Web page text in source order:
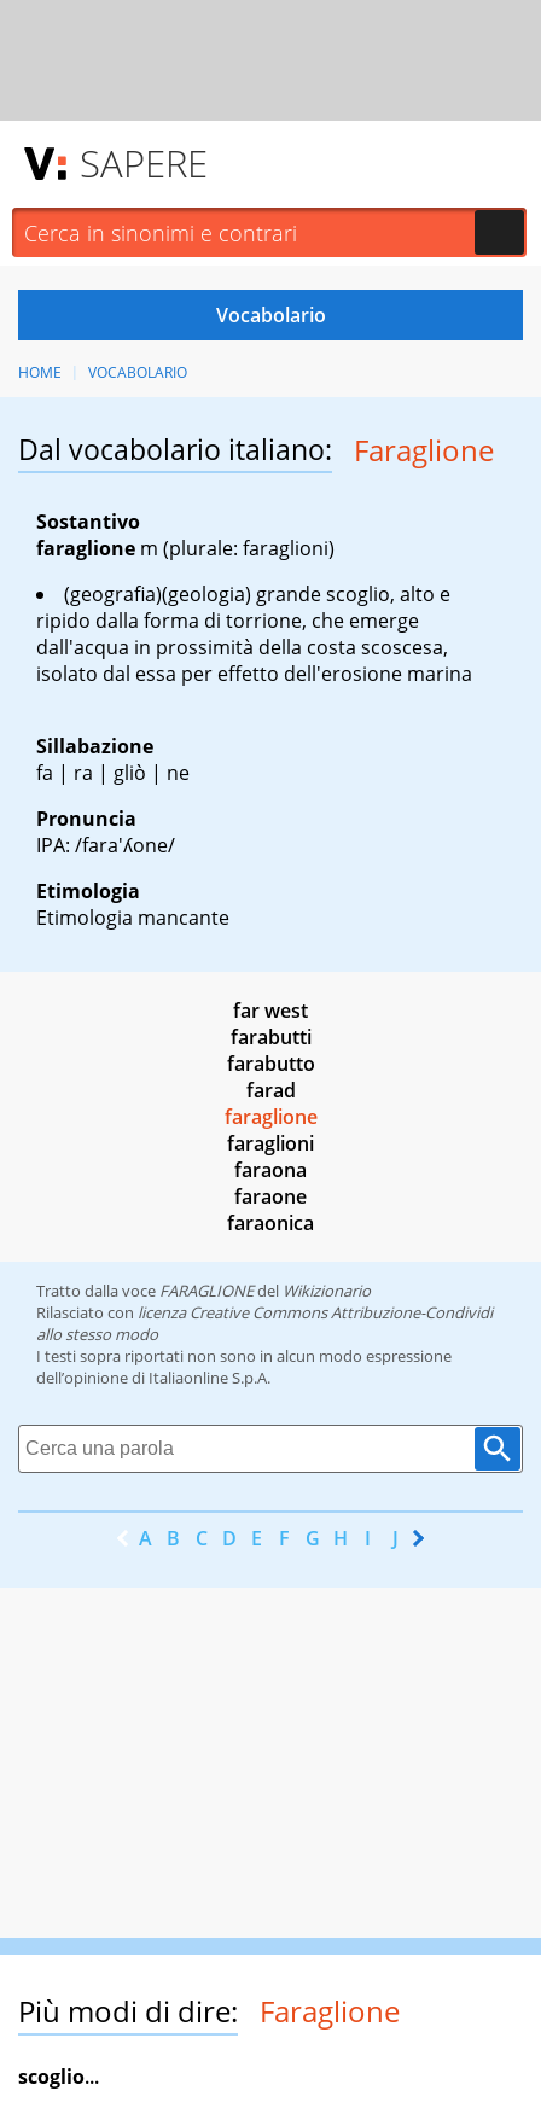
SAPERE
HOME VOCABOLARIO
Dal vocabolario italiano: Faraglione
Sostantivo
faraglione m (plurale: faraglioni)
(geografia)(geologia) grande scoglio, alto e
ripido dalla forma di torrione, che emerge
dall'acqua in prossimità della costa scoscesa,
isolato dal essa per effetto dell'erosione marina
Sillabazione
fa | ra | gliò | ne
Pronuncia
IPA: /fara'ʎone/
Etimologia
Etimologia mancante
far west
farabutti
farabutto
farad
faraglione
faraglioni
faraona
faraone
faraonica
Tratto dalla voce FARAGLIONEdel Wikizionario
Rilasciato con licenza Creative Commons Attribuzione-Condividi
allo stesso modo
I testi sopra riportati non sono in alcun modo espressione
dell’opinione di Italiaonline S.p.A.
A B C D E F G H I J K
Più modi di dire: Faraglione
scoglio...